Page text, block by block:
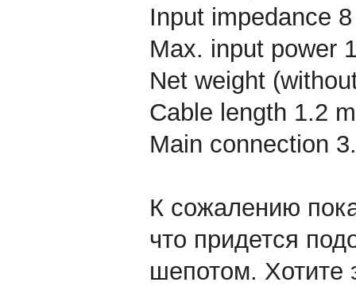
Input impedance
Max. input power
Net weight
Cable length 1.2
Main connection
К сожалению
что придется
шепотом. Хотите